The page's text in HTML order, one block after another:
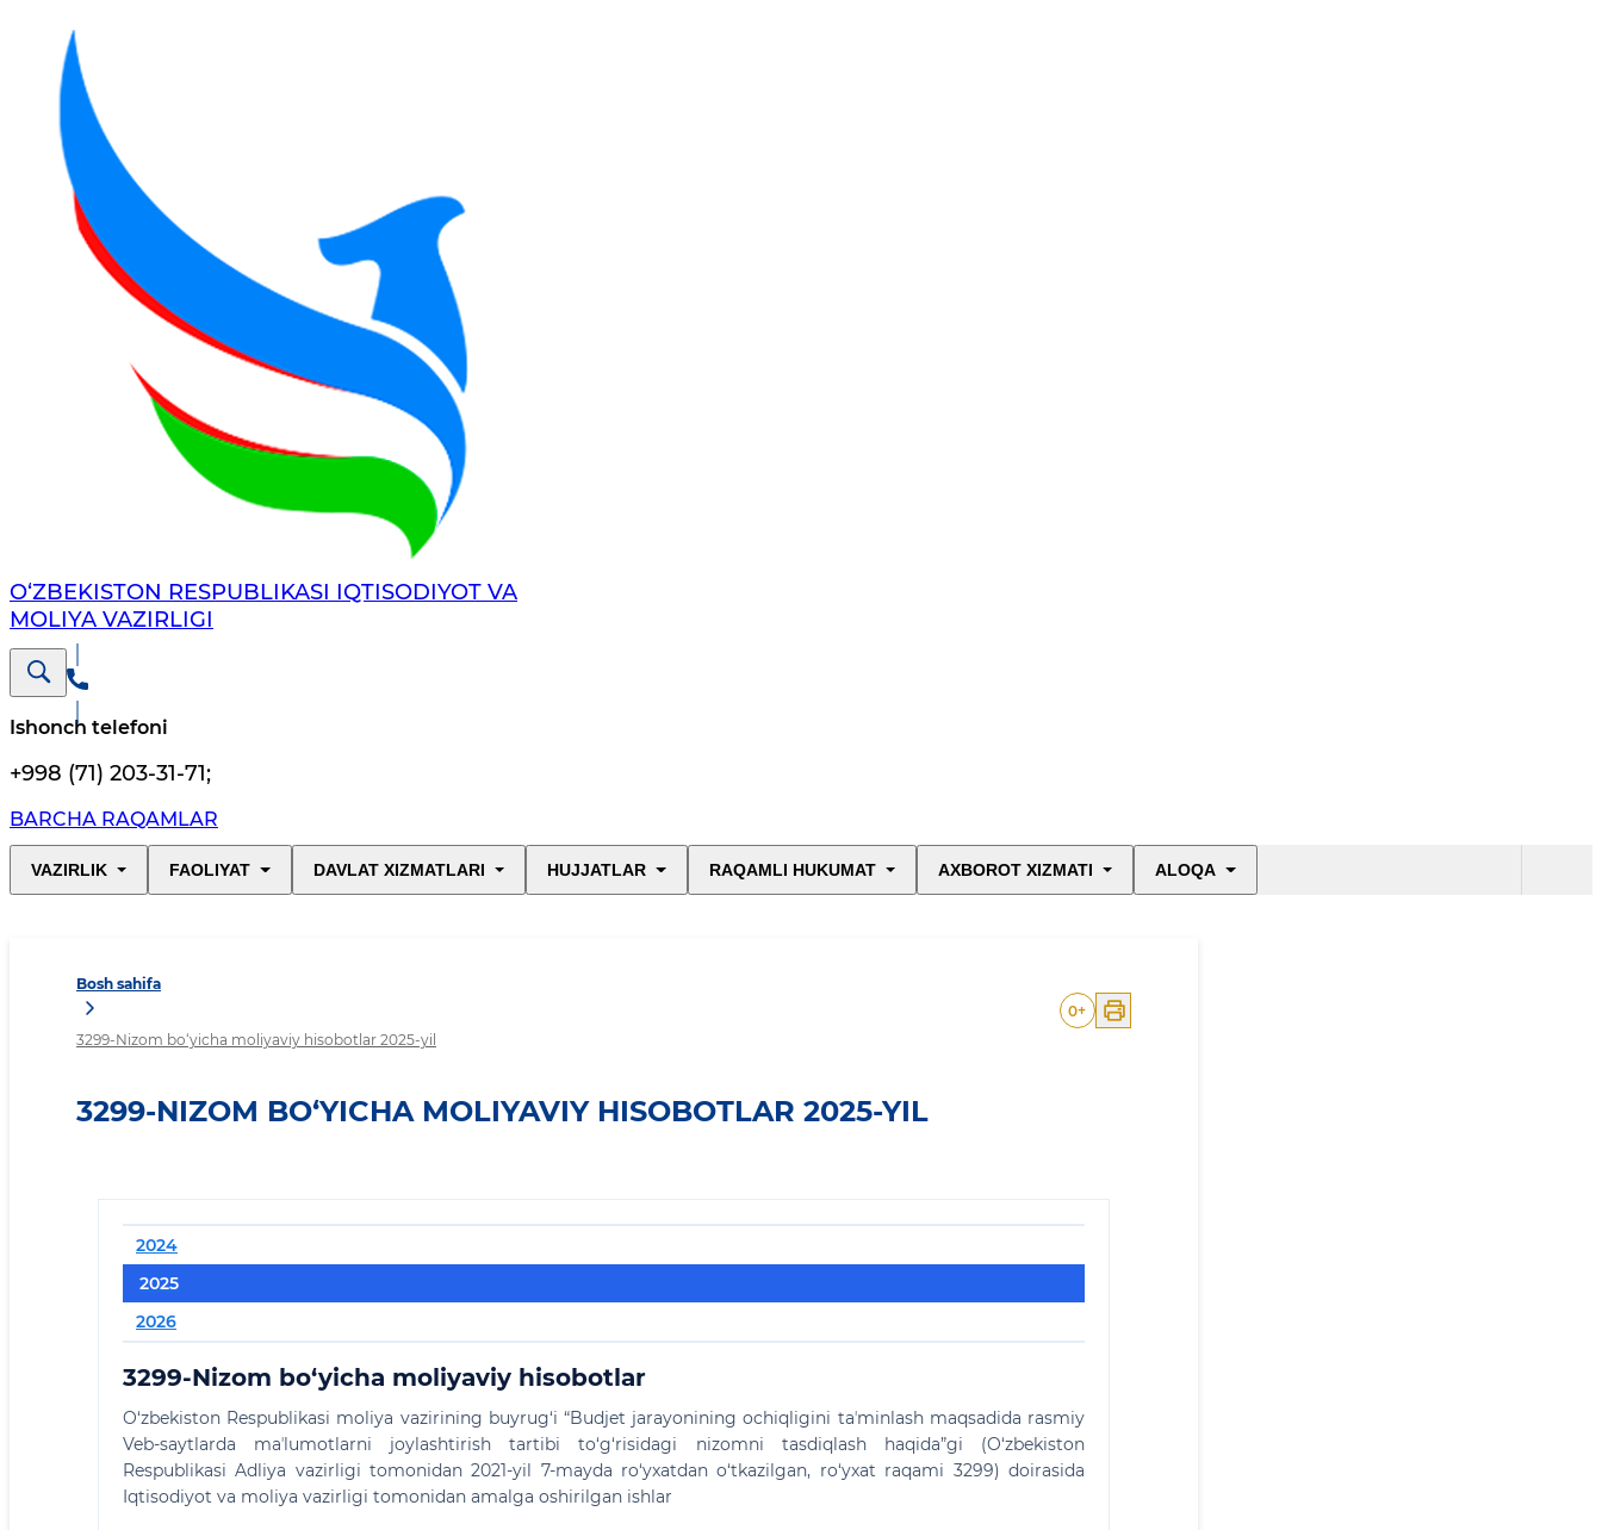
O‘ZBEKISTON RESPUBLIKASI IQTISODIYOT VA
MOLIYA VAZIRLIGI
Ishonch telefoni
+998 (71) 203-31-71;
BARCHA RAQAMLAR
VAZIRLIK FAOLIYAT DAVLAT XIZMATLARI HUJJATLAR RAQAMLI HUKUMAT AXBOROT XIZMATI ALOQA
Bosh sahifa
3299-Nizom bo‘yicha moliyaviy hisobotlar 2025-yil
0+
3299-NIZOM BO‘YICHA MOLIYAVIY HISOBOTLAR 2025-YIL
2024
2025
2026
3299-Nizom bo‘yicha moliyaviy hisobotlar
O‘zbekiston Respublikasi moliya vazirining buyrug‘i “Budjet jarayonining ochiqligini taʼminlash maqsadida rasmiy
Veb-saytlarda maʼlumotlarni joylashtirish tartibi to‘g‘risidagi nizomni tasdiqlash haqida”gi (O‘zbekiston
Respublikasi Adliya vazirligi tomonidan 2021-yil 7-mayda ro‘yxatdan o‘tkazilgan, ro‘yxat raqami 3299) doirasida
Iqtisodiyot va moliya vazirligi tomonidan amalga oshirilgan ishlar